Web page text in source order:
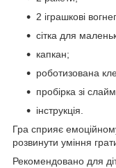
2 іграшкові
сітка для
капкан;
роботизована
пробірка зі
інструкція.
Гра сприяє
розвинути уміння
Рекомендовано для